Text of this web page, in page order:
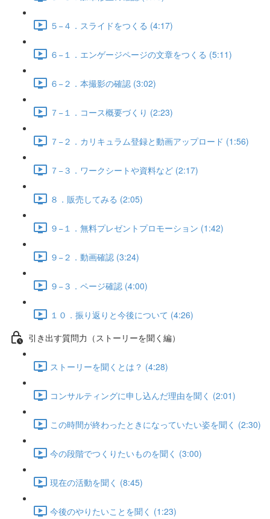
５−４．スライドをつくる (4:17)
６−１．エンゲージページの文章をつくる (5:11)
６−２．本撮影の確認 (3:02)
７−１．コース概要づくり (2:23)
７−２．カリキュラム登録と動画アップロード (1:56)
７−３．ワークシートや資料など (2:17)
８．販売してみる (2:05)
９−１．無料プレゼントプロモーション (1:42)
９−２．動画確認 (3:24)
９−３．ページ確認 (4:00)
１０．振り返りと今後について (4:26)
引き出す質問力（ストーリーを聞く編）
ストーリーを聞くとは？ (4:28)
コンサルティングに申し込んだ理由を聞く (2:01)
この時間が終わったときになっていたい姿を聞く (2:30)
今の段階でつくりたいものを聞く (3:00)
現在の活動を聞く (8:45)
今後のやりたいことを聞く (1:23)